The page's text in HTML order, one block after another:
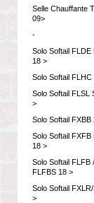
Selle Chauffante
09>
-
Solo Softail FLDE
18 >
Solo Softail FLHC
Solo Softail FLSL
>
Solo Softail FXBB
Solo Softail FXFB
18 >
Solo Softail FLFB /
FLFBS 18 >
Solo Softail
>